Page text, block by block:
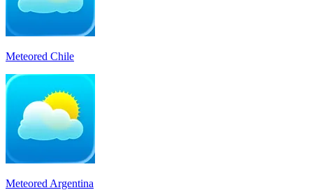
Meteored Chile
Meteored Argentina